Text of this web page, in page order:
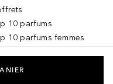
10 parfums
10 parfums femmes
DOUGLAS